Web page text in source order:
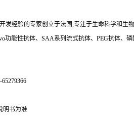
发经验的专家创立于法国,专注于生命科学和
功能性抗体、SAA系列流式抗体、PEG抗体、
明书为准